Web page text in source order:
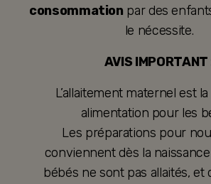
consommation par des
le nécessite.
AVIS IMPORTANT
L’allaitement maternel est
alimentation pour les
Les préparations pour
conviennent dès la
bébés ne sont pas allaités, et